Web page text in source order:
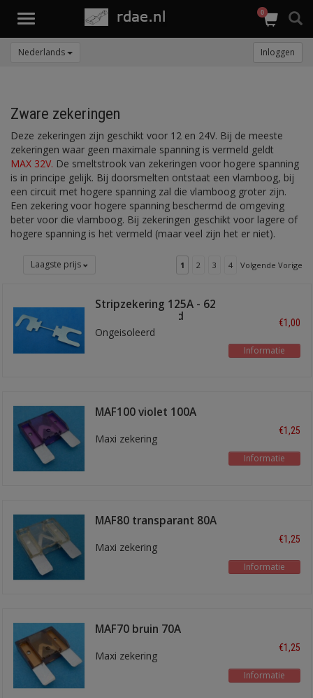
Toggle
0
Nederlands Inloggen
Zware zekeringen
Deze zekeringen zijn geschikt voor 12 en 24V. Bij de meeste
zekeringen waar geen maximale spanning is vermeld geldt
MAX 32V. De smeltstrook van zekeringen voor hogere spanning
is in principe gelijk. Bij doorsmelten ontstaat een vlamboog, bij
een circuit met hogere spanning zal die vlamboog groter zijn.
Een zekering voor hogere spanning beschermd de omgeving
beter voor die vlamboog. Bij zekeringen geschikt voor lagere of
hogere spanning is het vermeld (maar veel zijn het er niet).
Laagste prijs 1 2 3 4 Volgende Vorige
Stripzekering 125A - 62
mm boutafstand
Ongeisoleerd
€1,00
Informatie
MAF100 violet 100A
Maxi zekering
€1,25
Informatie
MAF80 transparant 80A
Maxi zekering
€1,25
Informatie
MAF70 bruin 70A
Maxi zekering
€1,25
Informatie